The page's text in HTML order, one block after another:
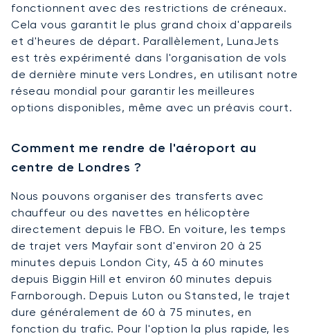
fonctionnent avec des restrictions de créneaux.
Cela vous garantit le plus grand choix d'appareils
et d'heures de départ. Parallèlement, LunaJets
est très expérimenté dans l'organisation de vols
de dernière minute vers Londres, en utilisant notre
réseau mondial pour garantir les meilleures
options disponibles, même avec un préavis court.
Comment me rendre de l'aéroport au
centre de Londres ?
Nous pouvons organiser des transferts avec
chauffeur ou des navettes en hélicoptère
directement depuis le FBO. En voiture, les temps
de trajet vers Mayfair sont d'environ 20 à 25
minutes depuis London City, 45 à 60 minutes
depuis Biggin Hill et environ 60 minutes depuis
Farnborough. Depuis Luton ou Stansted, le trajet
dure généralement de 60 à 75 minutes, en
fonction du trafic. Pour l'option la plus rapide, les